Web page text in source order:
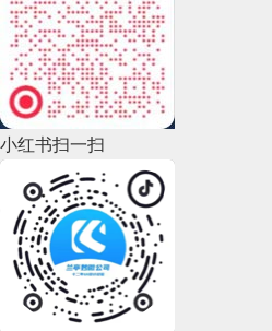
2022年11月(69)
2022年10月(51)
2022年9月(135)
2022年8月(60)
2022年7月(111)
2022年6月(162)
2022年5月(143)
小红书扫一扫